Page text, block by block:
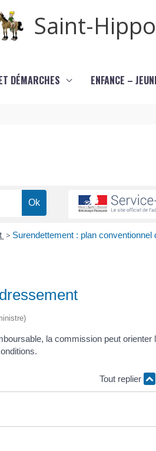
Saint-
DÉMARCHES ENFANCE –
> Surendettement : plan conventionnel
la commission peut orienter
Tout replier